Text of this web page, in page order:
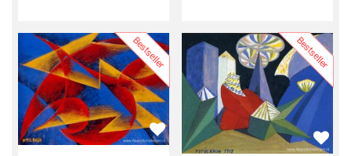
Bestseller Bestseller